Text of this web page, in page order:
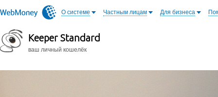
O системе Частным лицам Для бизнеса
Keeper Standard
ваш личный кошелёк